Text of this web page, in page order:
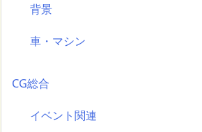
背景
車・マシン
CG総合
イベント関連